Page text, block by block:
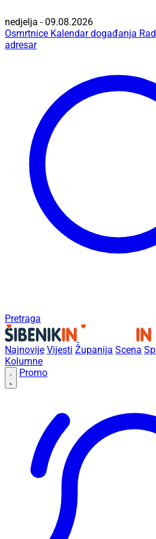
nedjelja - 09.08.2026
Osmrtnice Kalendar događanja
adresar
Pretraga
Najnovije Vijesti Županija Scena
Kolumne
Promo